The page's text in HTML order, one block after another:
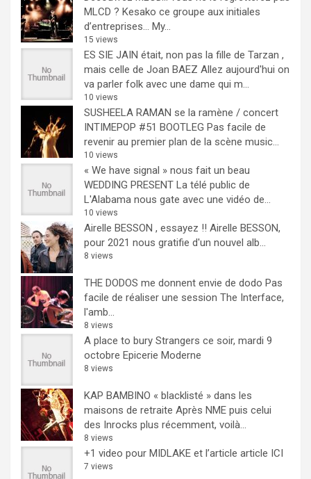
MLCD ? Kesako ce groupe aux initiales
d’entreprises… My...
15 views
ES SIE JAIN était, non pas la fille de Tarzan ,
mais celle de Joan BAEZ Allez aujourd'hui on
va parler folk avec une dame qui m...
10 views
SUSHEELA RAMAN se la ramène / concert
INTIMEPOP #51 BOOTLEG Pas facile de
revenir au premier plan de la scène music...
10 views
« We have signal » nous fait un beau
WEDDING PRESENT La télé public de
L'Alabama nous gate avec une vidéo de...
10 views
Airelle BESSON , essayez !! Airelle BESSON,
pour 2021 nous gratifie d'un nouvel alb...
8 views
THE DODOS me donnent envie de dodo Pas
facile de réaliser une session The Interface,
l'amb...
8 views
A place to bury Strangers ce soir, mardi 9
octobre Epicerie Moderne
8 views
KAP BAMBINO « blacklisté » dans les
maisons de retraite Après NME puis celui
des Inrocks plus récemment, voilà...
8 views
+1 video pour MIDLAKE et l’article article ICI
7 views